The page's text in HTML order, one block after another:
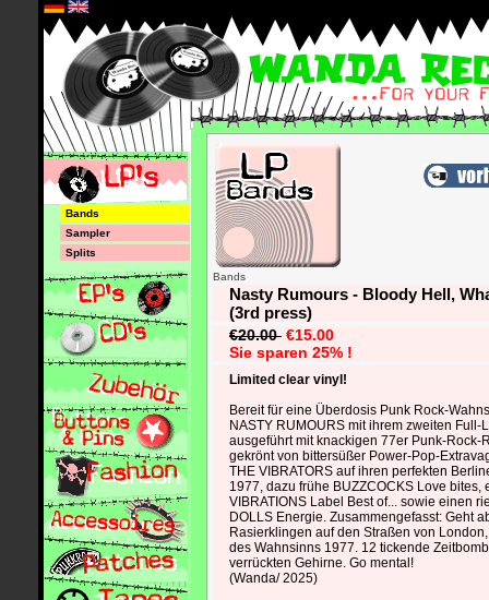
Bands
Sampler
Splits
Bands
Nasty Rumours - Bloody Hell,
(3rd press)
€20.00 €15.00
Sie sparen 25% !
Limited clear vinyl!
Bereit für eine Überdosis Punk Rock-
NASTY RUMOURS mit ihrem zweiten Full-
ausgeführt mit knackigen 77er Punk-Rock-
gekrönt von bittersüßer Power-Pop-
THE VIBRATORS auf ihren perfekten
1977, dazu frühe BUZZCOCKS Love bites,
VIBRATIONS Label Best of... sowie einen
DOLLS Energie. Zusammengefasst: Geht
Rasierklingen auf den Straßen von
des Wahnsinns 1977. 12 tickende
verrückten Gehirne. Go mental!
(Wanda/ 2025)